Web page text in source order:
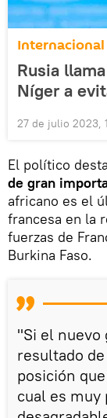
Internacional
Rusia
Níger a
27 de julio 2023,
El político
de gran
africano es el
francesa en la
fuerzas de
Burkina Faso.
"Si el nuevo
resultado
posición
cual es muy